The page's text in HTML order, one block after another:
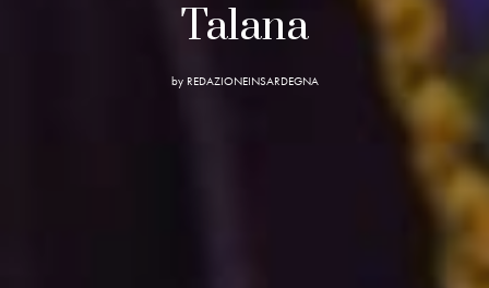
Talana
by REDAZIONEINSARDEGNA